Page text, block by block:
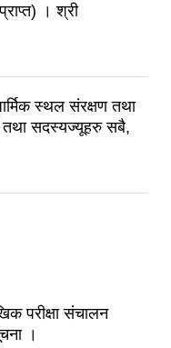
। श्री
स्थल संरक्षण तथा
तथा सदस्यज्यूहरु सबै,
परीक्षा संचालन
।